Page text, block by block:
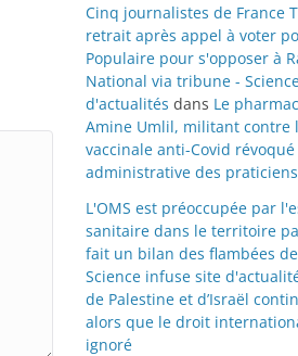
Cinq journalistes de France
retrait après appel à voter
Populaire pour s'opposer à
National via tribune -
d'actualités dans Le
Amine Umlil, militant contre
vaccinale anti-Covid
administrative des
L'OMS est préoccupée par
sanitaire dans le territoire
fait un bilan des flambées
Science infuse site
de Palestine et d’Israël
alors que le droit
ignoré